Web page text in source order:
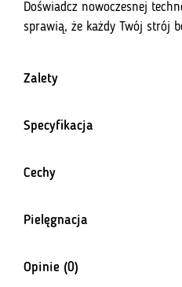
Doświadcz nowoczesnej
sprawią, że każdy Twój strój
Zalety
Lekka,
Specyfikacja
Cechy
Materiał równomiernie
Pielęgnacja
Opinie (0)